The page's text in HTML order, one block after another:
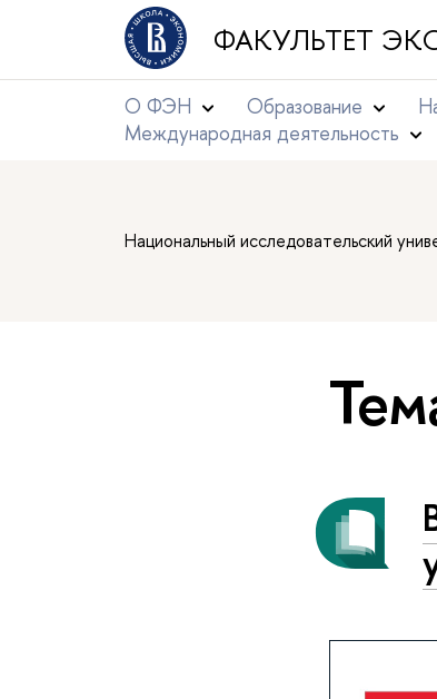
ФАКУЛЬТЕТ
О ФЭН Образование
Международная деятельность
Национальный исследовательский